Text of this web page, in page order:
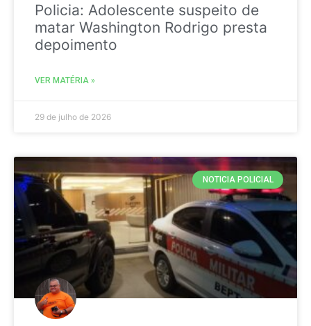
Policia: Adolescente suspeito de
matar Washington Rodrigo presta
depoimento
VER MATÉRIA »
29 de julho de 2026
NOTICIA POLICIAL